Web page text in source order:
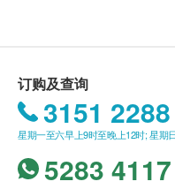
服用方法
六岁以上儿童每日一
度以下果汁或牛奶冲
适量水食用。
Calvive／司各脱
可享本地免费送货
附加HK$30运费。
我们将于确定订单
不排除运送时间会
订购及查询
3151 2288
星期一至六早上9时至晚上12时; 星期
5283 4117